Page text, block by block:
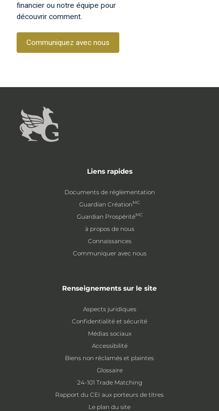
financier ou notre équipe pour
découvrir comment.
Communiquez avec nous
Liens rapides
Documents de réglementation
Guardian CréationMC
Guardian ProspéritéMC
à propos de nous
Connaissances
Communiquer avec nous
Renseignements sur le site
Aspects juridiques
Confidentialité et sécurité
Médias sociaux
Accessibilité
Biens non réclamés et plaintes
Glossaire
24-101 Trade Matching
Rapport du CEI aux porteurs de titres
Le plan du site